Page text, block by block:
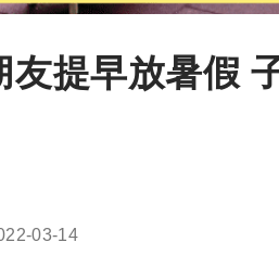
友提早放暑假
03-14